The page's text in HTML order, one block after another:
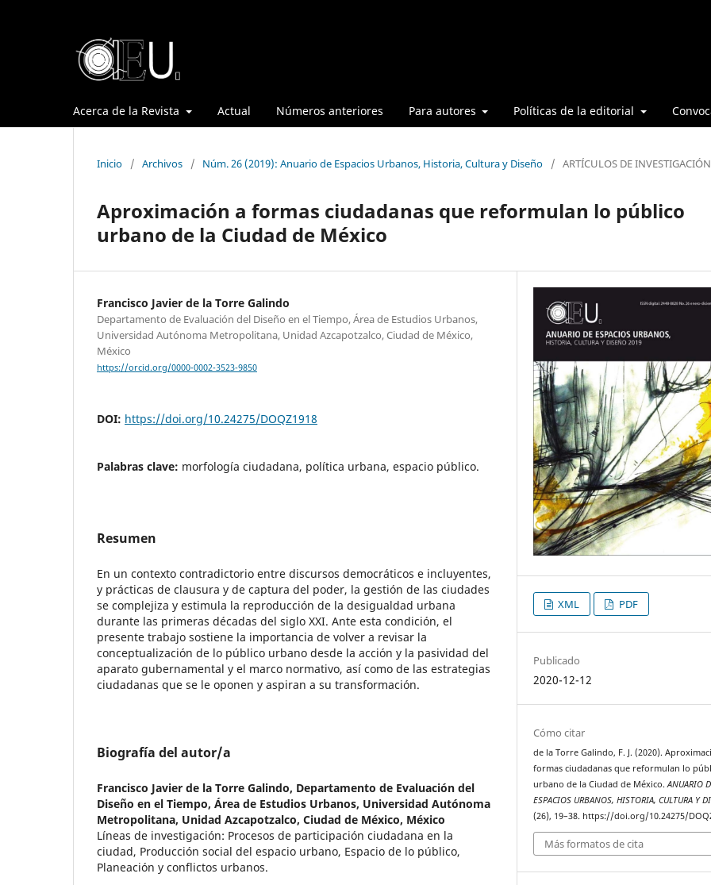
Acerca de la Revista Actual Números anteriores Para autores Políticas de la editorial
Inicio / Archivos / Núm. 26 (2019): Anuario de Espacios Urbanos, Historia, Cultura y Diseño / ARTÍCULOS DE INVESTIGACIÓN
Aproximación a formas ciudadanas que reformulan lo público
urbano de la Ciudad de México
Francisco Javier de la Torre Galindo
Departamento de Evaluación del Diseño en el Tiempo, Área de Estudios Urbanos,
Universidad Autónoma Metropolitana, Unidad Azcapotzalco, Ciudad de México,
México
https://orcid.org/0000-0002-3523-9850
DOI: https://doi.org/10.24275/DOQZ1918
Palabras clave: morfología ciudadana, política urbana, espacio público.
Resumen
En un contexto contradictorio entre discursos democráticos e incluyentes,
y prácticas de clausura y de captura del poder, la gestión de las ciudades
se complejiza y estimula la reproducción de la desigualdad urbana
durante las primeras décadas del siglo XXI. Ante esta condición, el
presente trabajo sostiene la importancia de volver a revisar la
conceptualización de lo público urbano desde la acción y la pasividad del
aparato gubernamental y el marco normativo, así como de las estrategias
ciudadanas que se le oponen y aspiran a su transformación.
Biografía del autor/a
Francisco Javier de la Torre Galindo, Departamento de Evaluación del
Diseño en el Tiempo, Área de Estudios Urbanos, Universidad Autónoma
Metropolitana, Unidad Azcapotzalco, Ciudad de México, México
Líneas de investigación: Procesos de participación ciudadana en la
ciudad, Producción social del espacio urbano, Espacio de lo público,
Planeación y conflictos urbanos.
XML PDF
Publicado
2020-12-12
Cómo citar
de la Torre Galindo, F. J. (2020).
formas ciudadanas que reformulan lo
urbano de la Ciudad de México.ANUARIO
ESPACIOS URBANOS, HISTORIA, CULTURA Y
(26), 19–38. https://doi.org/10.24275/
Más formatos de cita